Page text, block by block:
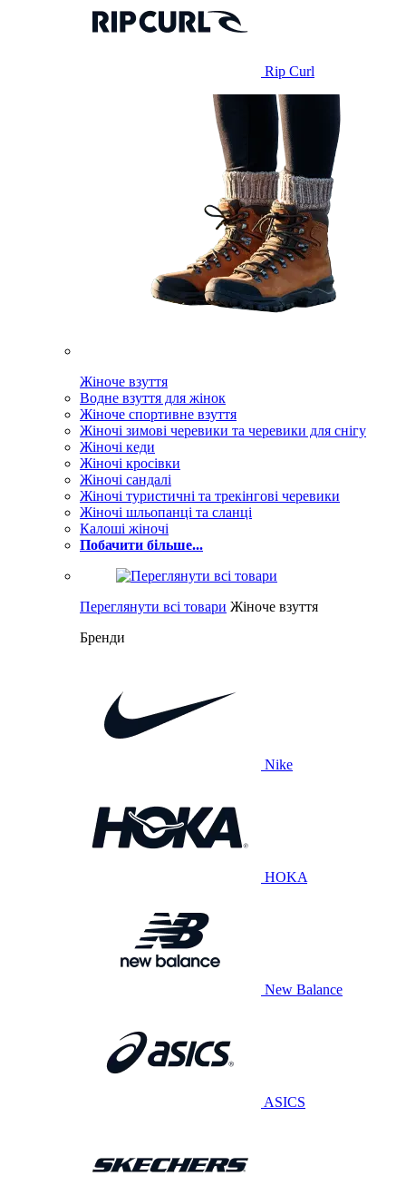
Rip Curl
Жіноче взуття
Водне взуття для жінок
Жіноче спортивне взуття
Жіночі зимові черевики та черевики для снігу
Жіночі кеди
Жіночі кросівки
Жіночі сандалі
Жіночі туристичні та трекінгові черевики
Жіночі шльопанці та сланці
Калоші жіночі
Побачити більше...
Переглянути всі товари Жіноче взуття
Бренди
Nike
HOKA
New Balance
ASICS